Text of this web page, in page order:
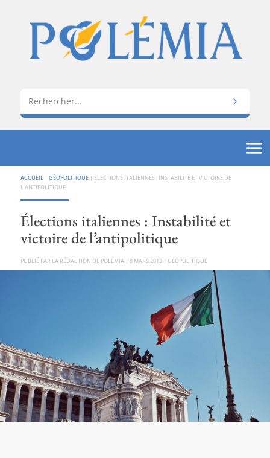
ACCUEIL | GÉOPOLITIQUE| ÉLECTIONS ITALIENNES : INSTABILITÉ ET VICTOIRE DE
L’ANTIPOLITIQUE
Élections italiennes : Instabilité et
victoire de l’antipolitique
PAR LA RÉDACTION DE POLÉMIA | 8 MARS 2013| GÉOPOLITIQUE